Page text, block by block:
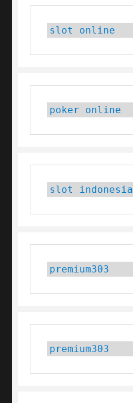
slot online
poker online
slot indonesia
premium303
premium303